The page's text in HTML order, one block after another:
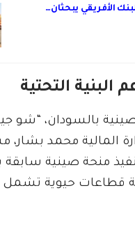
الأفريقي يبحثان…
التحتية
بالسودان، “شو
المالية محمد بشار،
قطاعات حيوية تشمل